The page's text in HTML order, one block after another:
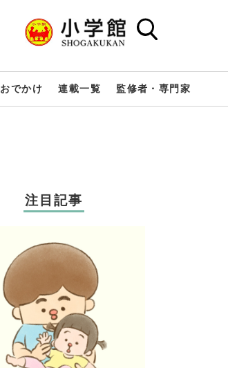
おでかけ 連載一覧 監修者・専門家
注目記事